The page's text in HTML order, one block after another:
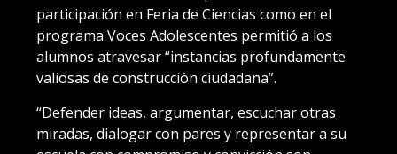
participación en Feria de Ciencias como en el
programa Voces Adolescentes permitió a los
alumnos atravesar “instancias profundamente
valiosas de construcción ciudadana”.
“Defender ideas, argumentar, escuchar otras
miradas, dialogar con pares y representar a su